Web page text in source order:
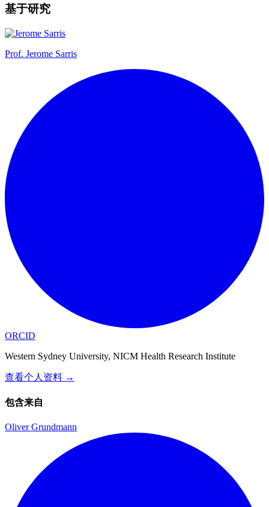
基于研究
Prof. Jerome Sarris
ORCID
Western Sydney University, NICM Health Research Institute
查看个人资料 →
包含来自
Oliver Grundmann